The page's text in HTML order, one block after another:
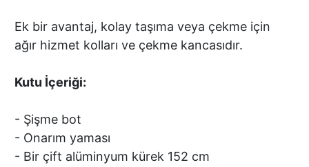
Ek bir avantaj, kolay taşıma veya çekme için
ağır hizmet kolları ve çekme kancasıdır.
Kutu İçeriği:
- Şişme bot
- Onarım yaması
- Bir çift alüminyum kürek 152 cm